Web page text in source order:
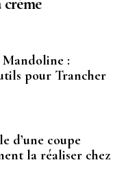
:
pour Trancher
d’une coupe
la réaliser chez